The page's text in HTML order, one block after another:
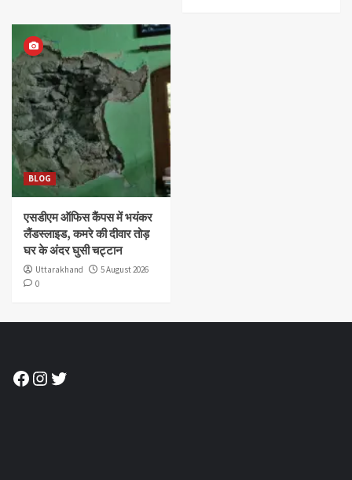
BLOG
एसडीएम ऑफिस कैंपस में भयंकर
लैंडस्लाइड, कमरे की दीवार तोड़
घर के अंदर घुसी चट्टान
Uttarakhand
5 August 2026
0
Facebook
Instagram
Twitter